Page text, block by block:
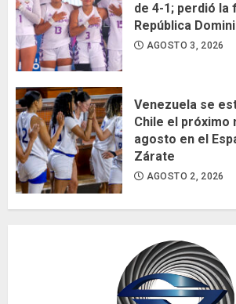
de 4-1; perdió la
República
AGOSTO 3, 2026
Venezuela se
Chile el próximo
agosto en el
Zárate
AGOSTO 2, 2026